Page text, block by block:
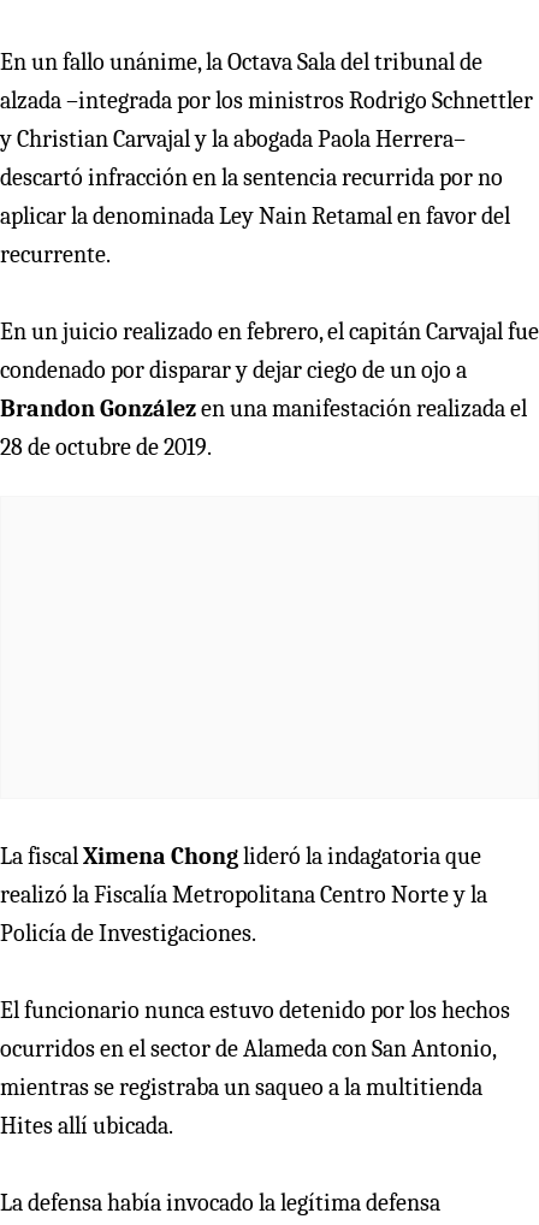
En un fallo unánime, la Octava Sala del tribunal de
alzada –integrada por los ministros Rodrigo Schnettler
y Christian Carvajal y la abogada Paola Herrera–
descartó infracción en la sentencia recurrida por no
aplicar la denominada Ley Nain Retamal en favor del
recurrente.
En un juicio realizado en febrero, el capitán Carvajal fue
condenado por disparar y dejar ciego de un ojo a
Brandon Gonzálezen una manifestación realizada el
28 de octubre de 2019.
La fiscalXimena Chonglideró la indagatoria que
realizó la Fiscalía Metropolitana Centro Norte y la
Policía de Investigaciones.
El funcionario nunca estuvo detenido por los hechos
ocurridos en el sector de Alameda con San Antonio,
mientras se registraba un saqueo a la multitienda
Hites allí ubicada.
La defensa había invocado la legítima defensa